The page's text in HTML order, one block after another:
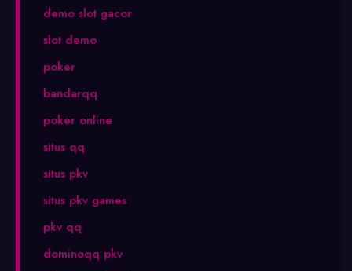
demo slot gacor
slot demo
poker
bandarqq
poker online
situs qq
situs pkv
situs pkv games
pkv qq
dominoqq pkv